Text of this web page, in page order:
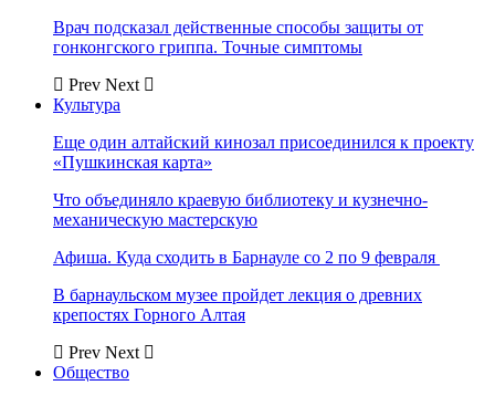
Врач подсказал действенные способы защиты от
гонконгского гриппа. Точные симптомы
Prev Next
Культура
Еще один алтайский кинозал присоединился к проекту
«Пушкинская карта»
Что объединяло краевую библиотеку и кузнечно-
механическую мастерскую
Афиша. Куда сходить в Барнауле со 2 по 9 февраля
В барнаульском музее пройдет лекция о древних
крепостях Горного Алтая
Prev Next
Общество